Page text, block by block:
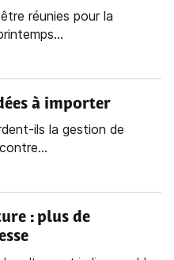
réunies pour la
à importer
ils la gestion de
: plus de